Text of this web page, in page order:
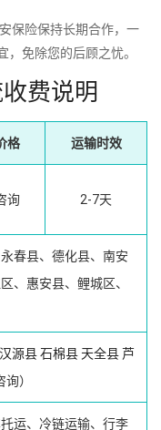
保险保持长期合作，一
，免除您的后顾之忧。
费说明
格 运输时效
询 2-7天
春县、德化县、南安
、惠安县、鲤城区、
汉源县石棉县 天全县芦
）
运、冷链运输、行李